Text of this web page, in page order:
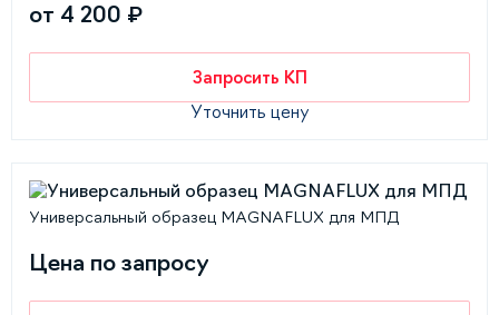
от 4 200 ₽
Запросить КП
Уточнить цену
Универсальный образец MAGNAFLUX для МПД
Цена по запросу